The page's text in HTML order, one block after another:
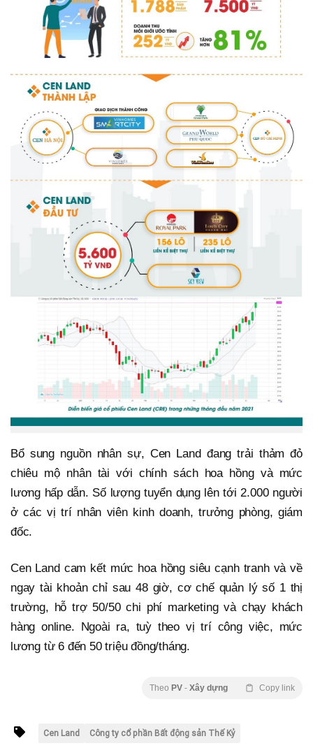
Bổ sung nguồn nhân sự, Cen Land đang trải thảm đỏ
chiêu mộ nhân tài với chính sách hoa hồng và mức
lương hấp dẫn. Số lượng tuyển dụng lên tới 2.000 người
ở các vị trí nhân viên kinh doanh, trưởng phòng, giám
đốc.
Cen Land cam kết mức hoa hồng siêu cạnh tranh và về
ngay tài khoản chỉ sau 48 giờ, cơ chế quản lý số 1 thị
trường, hỗ trợ 50/50 chi phí marketing và chạy khách
hàng online. Ngoài ra, tuỳ theo vị trí công việc, mức
lương từ 6 đến 50 triệu đồng/tháng.
Theo PV - Xây dựng Copy link
Cen Land Công ty cổ phần Bất động sản Thế Kỷ